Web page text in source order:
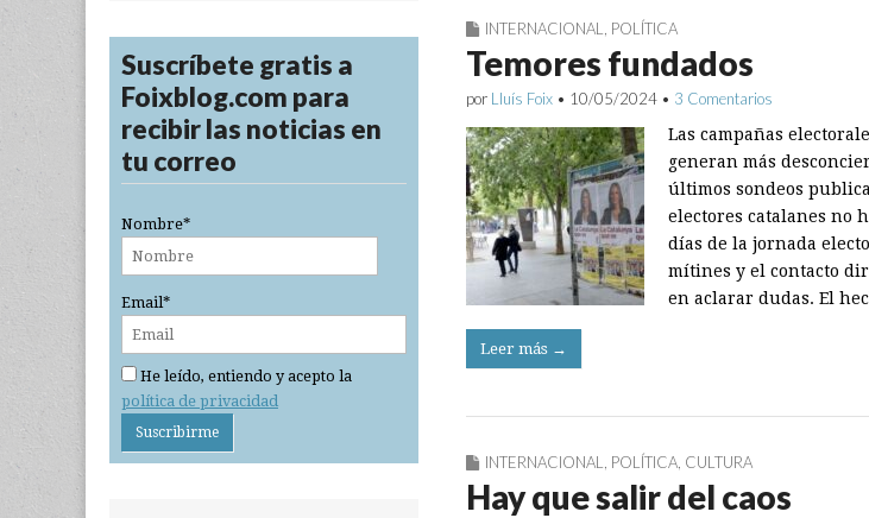
INTERNACIONAL POLÍTICA
Temores fundados
por Lluís Foix • 10/05/2024 • 3 Comentarios
Las campañas
generan más
últimos sondeos
electores catalanes no
días de la jornada
mítines y el contacto
en aclarar dudas. El
Leer más →
INTERNACIONAL POLÍTICA CULTURA
Hay que salir del caos
Suscríbete gratis a
Foixblog.com para
recibir las noticias en
tu correo
Nombre*
Email*
He leído, entiendo y acepto la
política de privacidad